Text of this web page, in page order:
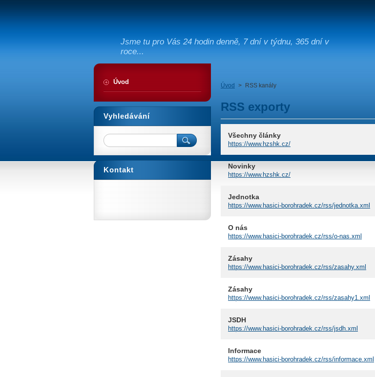
Jsme tu pro Vás 24 hodin denně, 7 dní v týdnu, 365 dní v
roce...
Úvod > RSS kanály
RSS exporty
Všechny články
https://www.hzshk.cz/
Novinky
https://www.hzshk.cz/
Jednotka
https://www.hasici-borohradek.cz/rss/jednotka.xml
O nás
https://www.hasici-borohradek.cz/rss/o-nas.xml
Zásahy
https://www.hasici-borohradek.cz/rss/zasahy.xml
Zásahy
https://www.hasici-borohradek.cz/rss/zasahy1.xml
JSDH
https://www.hasici-borohradek.cz/rss/jsdh.xml
Informace
https://www.hasici-borohradek.cz/rss/informace.xml
Úvod
Vyhledávání
Kontakt